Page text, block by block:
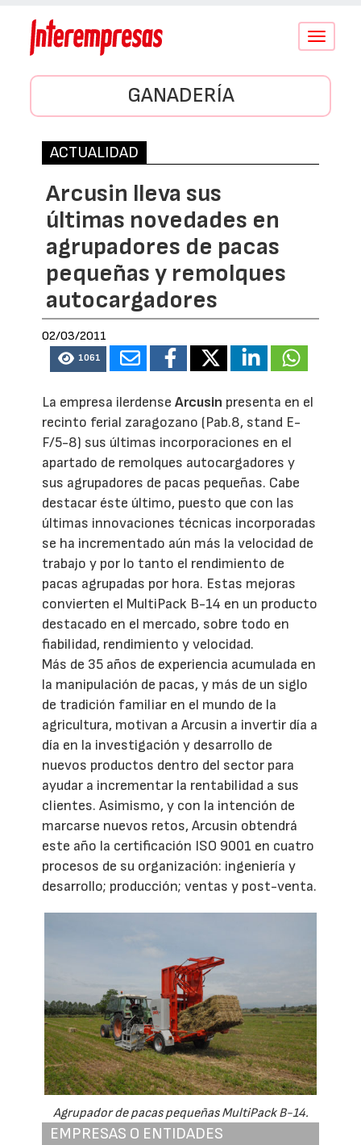
Conmutar
GANADERÍA
ACTUALIDAD
Arcusin lleva sus
últimas novedades en
agrupadores de pacas
pequeñas y remolques
autocargadores
02/03/2011
1061
La empresa ilerdenseArcusin presenta en el
recinto ferial zaragozano (Pab.8, stand E-
F/5-8) sus últimas incorporaciones en el
apartado de remolques autocargadores y
sus agrupadores de pacas pequeñas. Cabe
destacar éste último, puesto que con las
últimas innovaciones técnicas incorporadas
se ha incrementado aún más la velocidad de
trabajo y por lo tanto el rendimiento de
pacas agrupadas por hora. Estas mejoras
convierten el MultiPack B-14 en un producto
destacado en el mercado, sobre todo en
fiabilidad, rendimiento y velocidad.
Más de 35 años de experiencia acumulada en
la manipulación de pacas, y más de un siglo
de tradición familiar en el mundo de la
agricultura, motivan a Arcusin a invertir día a
día en la investigación y desarrollo de
nuevos productos dentro del sector para
ayudar a incrementar la rentabilidad a sus
clientes. Asimismo, y con la intención de
marcarse nuevos retos, Arcusin obtendrá
este año la certificación ISO 9001 en cuatro
procesos de su organización: ingeniería y
desarrollo; producción; ventas y post-venta.
Agrupador de pacas pequeñas MultiPack B-14.
EMPRESAS O ENTIDADES